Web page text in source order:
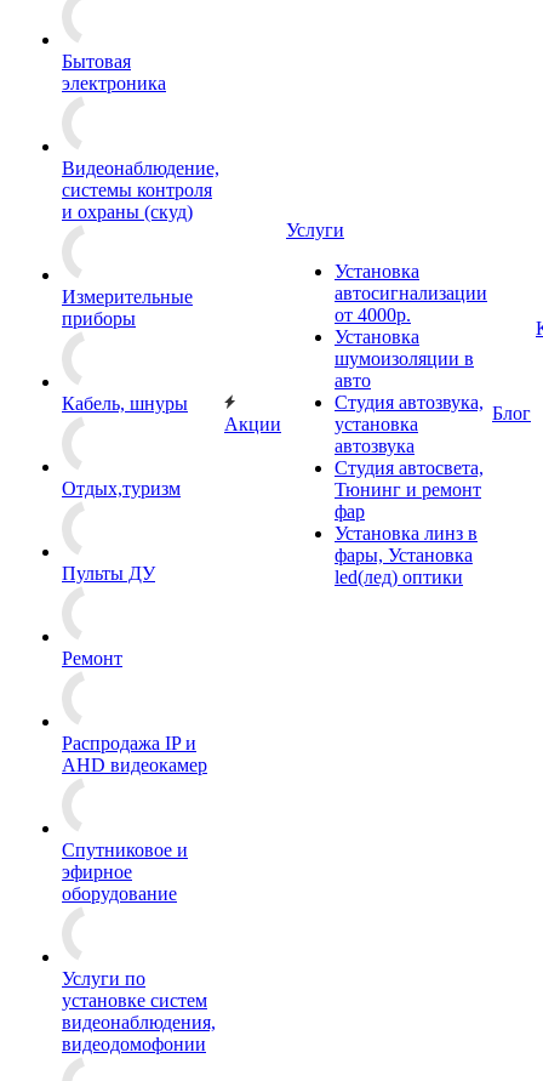
Бытовая
электроника
Видеонаблюдение,
системы контроля
и охраны (скуд)
Измерительные
приборы
Кабель, шнуры
Отдых,туризм
Пульты ДУ
Ремонт
Распродажа IP и
AHD видеокамер
Спутниковое и
эфирное
оборудование
Услуги по
установке систем
видеонаблюдения,
видеодомофонии
Акции
Услуги
Установка
автосигнализации
от 4000р.
Установка
шумоизоляции в
авто
Студия автозвука,
установка
автозвука
Студия автосвета,
Тюнинг и ремонт
фар
Установка линз в
фары, Установка
led(лед) оптики
Блог